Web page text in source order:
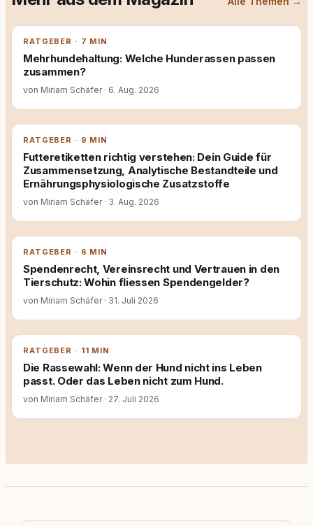
RATGEBER · 7 MIN
Mehrhundehaltung: Welche Hunderassen passen
zusammen?
von Miriam Schäfer · 6. Aug. 2026
RATGEBER · 9 MIN
Futteretiketten richtig verstehen: Dein Guide für
Zusammensetzung, Analytische Bestandteile und
Ernährungsphysiologische Zusatzstoffe
von Miriam Schäfer · 3. Aug. 2026
RATGEBER · 6 MIN
Spendenrecht, Vereinsrecht und Vertrauen in den
Tierschutz: Wohin fliessen Spendengelder?
von Miriam Schäfer · 31. Juli 2026
RATGEBER · 11 MIN
Die Rassewahl: Wenn der Hund nicht ins Leben
passt. Oder das Leben nicht zum Hund.
von Miriam Schäfer · 27. Juli 2026